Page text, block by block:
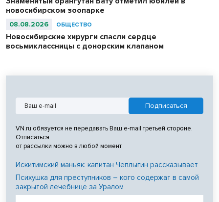
новосибирском зоопарке
08.08.2026 ОБЩЕСТВО
Новосибирские хирурги спасли сердце
восьмиклассницы с донорским клапаном
VN.ru обязуется не передавать Ваш e-mail третьей стороне.
Отписаться
от рассылки можно в любой момент
Искитимский маньяк: капитан Чеплыгин рассказывает
Психушка для преступников – кого содержат в самой
закрытой лечебнице за Уралом